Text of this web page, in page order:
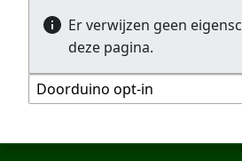
Er verwijzen geen
deze pagina.